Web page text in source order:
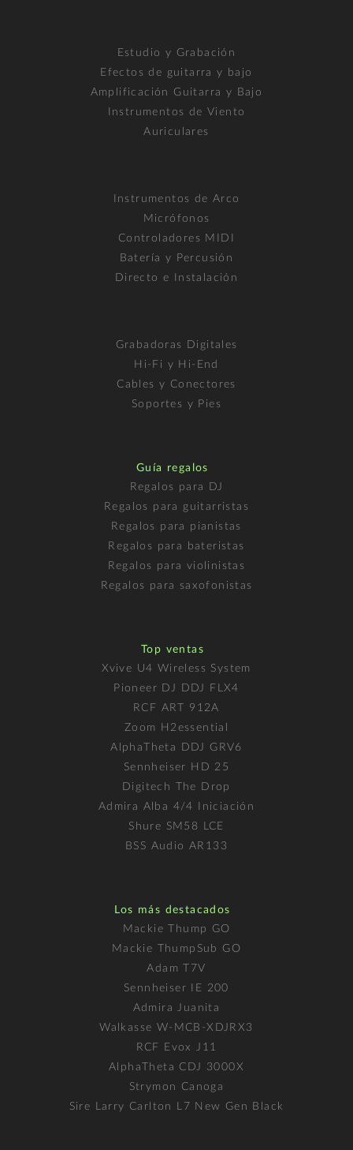
Estudio y Grabación
Efectos de guitarra y bajo
Amplificación Guitarra y Bajo
Instrumentos de Viento
Auriculares
Instrumentos de Arco
Micrófonos
Controladores MIDI
Batería y Percusión
Directo e Instalación
Grabadoras Digitales
Hi-Fi y Hi-End
Cables y Conectores
Soportes y Pies
Guía regalos
Regalos para DJ
Regalos para guitarristas
Regalos para pianistas
Regalos para bateristas
Regalos para violinistas
Regalos para saxofonistas
Top ventas
Xvive U4 Wireless System
Pioneer DJ DDJ FLX4
RCF ART 912A
Zoom H2essential
AlphaTheta DDJ GRV6
Sennheiser HD 25
Digitech The Drop
Admira Alba 4/4 Iniciación
Shure SM58 LCE
BSS Audio AR133
Los más destacados
Mackie Thump GO
Mackie ThumpSub GO
Adam T7V
Sennheiser IE 200
Admira Juanita
Walkasse W-MCB-XDJRX3
RCF Evox J11
AlphaTheta CDJ 3000X
Strymon Canoga
Sire Larry Carlton L7 New Gen Black